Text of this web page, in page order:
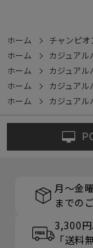
ホーム
チャンピオ
ホーム
カジュアル
ホーム
カジュアル
ホーム
カジュアル
ホーム
カジュアル
月～金
までの
3,300
「送料